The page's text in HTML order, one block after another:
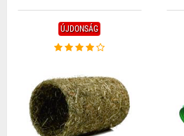
ÚJDONSÁG